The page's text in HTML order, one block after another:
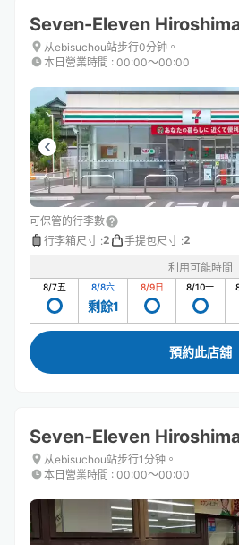
keyboard
shortcuts
for
changing
dates.
keyboard
shortcuts
for
changing
dates.
Seven-Eleven
从ebisuchou站步行0分钟。
本日營業時間 : 00:00〜00:00
可保管的行李數
行李箱尺寸 :2 手提包尺寸 :2
利用可能時間
8/7五 8/8六
剩餘1
8/9日 8/10一
預約此店舖
Seven-Eleven
从ebisuchou站步行1分钟。
本日營業時間 : 00:00〜00:00